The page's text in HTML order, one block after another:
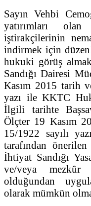
Sayın Vehbi
yatırımları
iştirakçilerinin
indirmek için
hukuki görüş
Sandığı Dairesi
Kasım 2015 tarih
yazı ile KKTC
İlgili tarihte
Ölçter 19 Kasım
15/1922 sayılı
tarafından
İhtiyat Sandığı
ve/veya mezkûr
olduğundan
olarak mümkün